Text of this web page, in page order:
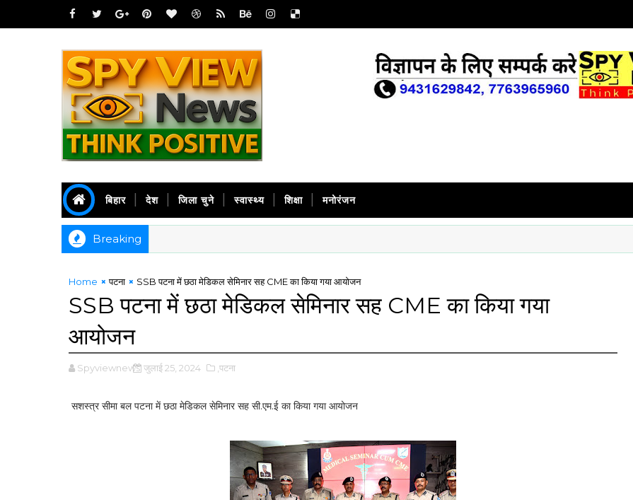
बिहार देश जिला चुने स्वास्थ्य शिक्षा मनोरंजन
Breaking
Home पटना SSB पटना में छठा मेडिकल सेमिनार सह CME का किया गया आयोजन
SSB पटना में छठा मेडिकल सेमिनार सह CME का किया गया
आयोजन
Spyviewnews जुलाई 25, 2024 ,पटना
सशस्त्र सीमा बल पटना में छठा मेडिकल सेमिनार सह सी.एम.ई का किया गया आयोजन